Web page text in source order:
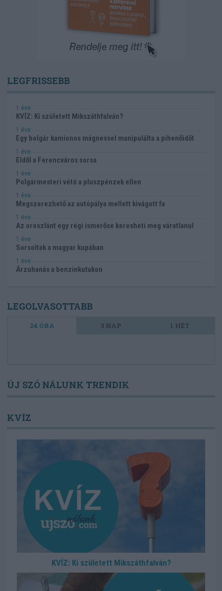
LEGFRISSEBB
1 éve
KVÍZ: Ki született Mikszáthfalván?
1 éve
Egy bolgár kamionos mágnessel manipulálta a pihenőidőt
1 éve
Eldől a Ferencváros sorsa
1 éve
Polgármesteri vétó a pluszpénzek ellen
1 éve
Megszerezhető az autópálya mellett kivágott fa
1 éve
Az oroszlánt egy régi ismerőse keresheti meg váratlanul
1 éve
Sorsoltak a magyar kupában
1 éve
Árzuhanás a benzinkutakon
LEGOLVASOTTABB
24 ÓRA 3 NAP 1 HÉT
ÚJ SZÓ NÁLUNK TRENDIK
KVÍZ
KVÍZ: Ki született Mikszáthfalván?